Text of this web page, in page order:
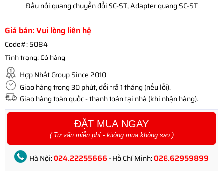
Đầu nối quang chuyển đổi SC-ST, Adapter quang SC-ST
Giá bán: Vui lòng liên hệ
Code#:5084
Tình trạng:Có hàng
Hợp Nhất Group Since 2010
Giao hàng trong 30 phút, đổi trả 1 tháng (nếu lỗi).
Giao hàng toàn quốc - thanh toán tại nhà (khi nhận hàng).
ĐẶT MUA NGAY
( Tư vấn miễn phí - không mua không sao )
Hà Nội:024.22255666 - Hồ Chí Minh:028.62959899